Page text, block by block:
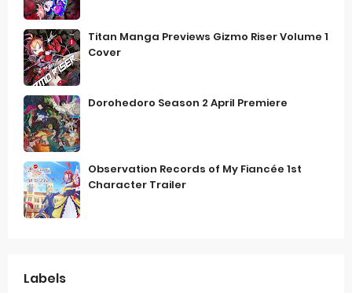
Titan Manga Previews Gizmo Riser Volume 1
Cover
Dorohedoro Season 2 April Premiere
Observation Records of My Fiancée 1st
Character Trailer
Labels